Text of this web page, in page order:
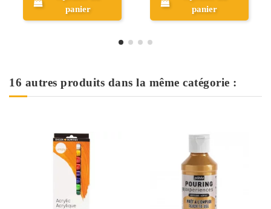
panier
panier
16 autres produits dans la même catégorie :